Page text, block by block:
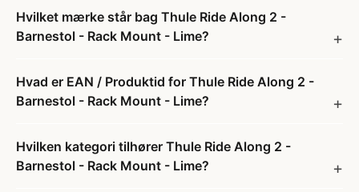
Hvilket mærke står bag Thule Ride Along 2 -
Barnestol - Rack Mount - Lime?
Hvad er EAN / Produktid for Thule Ride Along 2 -
Barnestol - Rack Mount - Lime?
Hvilken kategori tilhører Thule Ride Along 2 -
Barnestol - Rack Mount - Lime?